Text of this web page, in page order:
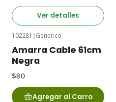
Ver detalles
102281 | Generico
Amarra Cable 61cm
Negra
$80
Agregar al Carro